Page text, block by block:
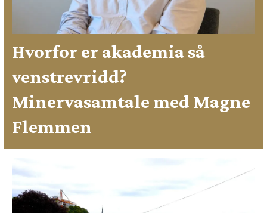
Hvorfor er akademia så
venstrevridd?
Minervasamtale med Magne
Flemmen